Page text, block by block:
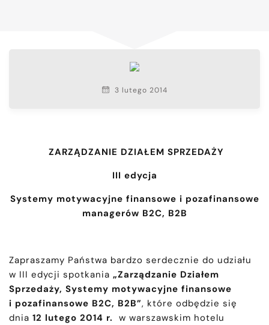
3 lutego 2014
ZARZĄDZANIE DZIAŁEM SPRZEDAŻY
III edycja
Systemy motywacyjne finansowe i pozafinansowe
managerów B2C, B2B
Zapraszamy Państwa bardzo serdecznie do udziału
w III edycji spotkania „Zarządzanie Działem
Sprzedaży, Systemy motywacyjne finansowe
i pozafinansowe B2C, B2B”, które odbędzie się
dnia 12 lutego 2014 r. w warszawskim hotelu